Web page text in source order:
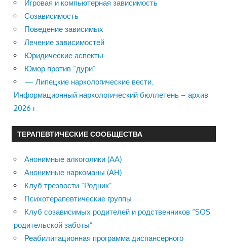
Игровая и компьютерная зависимость
Созависимость
Поведение зависимых
Лечение зависимостей
Юридические аспекты
Юмор против “дури”
— Липецкие наркологические вести.
Информационный наркологический бюллетень – архив
2026 г
ТЕРАПЕВТИЧЕСКИЕ СООБЩЕСТВА
Анонимные алкоголики (АА)
Анонимные наркоманы (АН)
Клуб трезвости “Родник”
Психотерапевтические группы
Клуб созависимых родителей и родственников “SOS
родительской заботы”
Реабилитационная программа диспансерного